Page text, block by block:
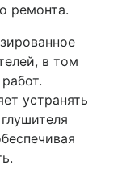
ремонта.
в том
устранять